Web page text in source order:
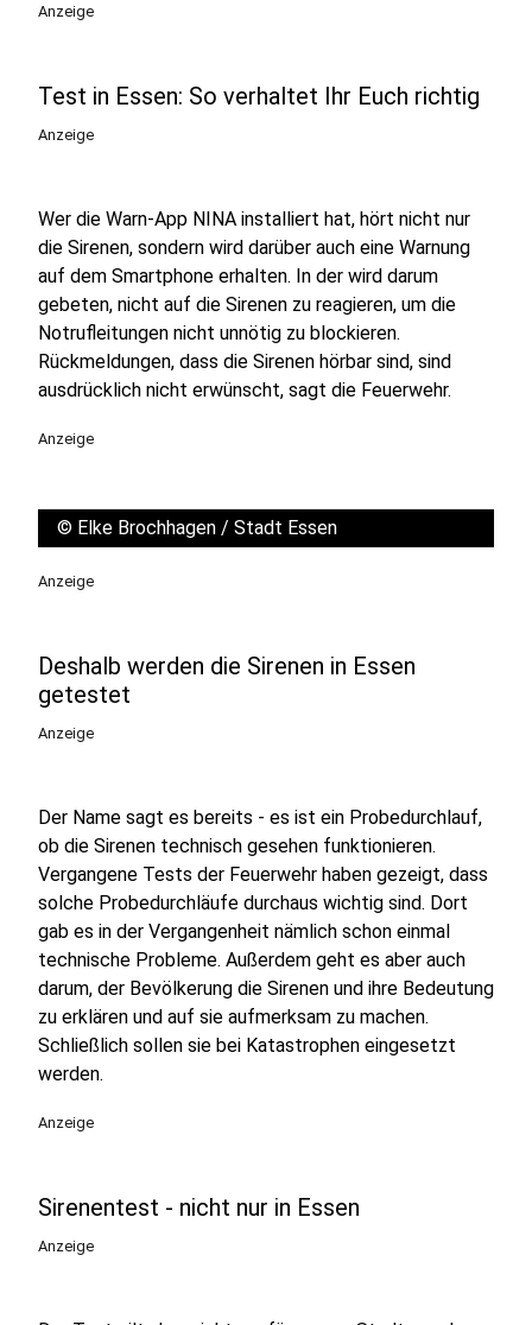
Anzeige
Test in Essen: So verhaltet Ihr Euch richtig
Anzeige
Wer die Warn-App NINA installiert hat, hört nicht nur
die Sirenen, sondern wird darüber auch eine Warnung
auf dem Smartphone erhalten. In der wird darum
gebeten, nicht auf die Sirenen zu reagieren, um die
Notrufleitungen nicht unnötig zu blockieren.
Rückmeldungen, dass die Sirenen hörbar sind, sind
ausdrücklich nicht erwünscht, sagt die Feuerwehr.
Anzeige
© Elke Brochhagen / Stadt Essen
Anzeige
Deshalb werden die Sirenen in Essen
getestet
Anzeige
Der Name sagt es bereits - es ist ein Probedurchlauf,
ob die Sirenen technisch gesehen funktionieren.
Vergangene Tests der Feuerwehr haben gezeigt, dass
solche Probedurchläufe durchaus wichtig sind. Dort
gab es in der Vergangenheit nämlich schon einmal
technische Probleme. Außerdem geht es aber auch
darum, der Bevölkerung die Sirenen und ihre Bedeutung
zu erklären und auf sie aufmerksam zu machen.
Schließlich sollen sie bei Katastrophen eingesetzt
werden.
Anzeige
Sirenentest - nicht nur in Essen
Anzeige